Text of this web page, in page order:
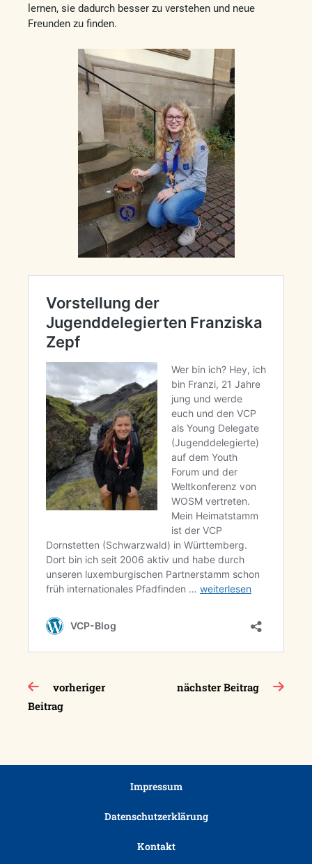
lernen, sie dadurch besser zu verstehen und neue
Freunden zu finden.
Beitragsnavigation
vorheriger
Beitrag
nächster Beitrag
Impressum
Datenschutzerklärung
Kontakt